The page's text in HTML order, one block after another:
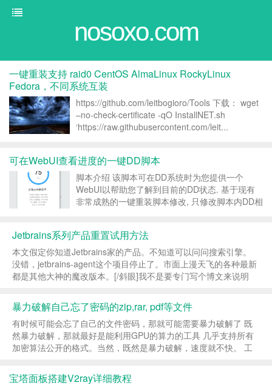
nosoxo.com
一键重装支持 raid0 CentOS AlmaLinux RockyLinux
Fedora，不同系统互装
https://github.com/leitbogioro/Tools 下载： wget
–no-check-certificate -qO InstallNET.sh
‘https://raw.githubusercontent.com/leit...
可在WebUI查看进度的一键DD脚本
脚本介绍 该脚本可在DD系统时为您提供一个
WebUI以帮助您了解到目前的DD状态. 基于现有
非常成熟的一键重装脚本修改, 只修改脚本内DD相
一样)...
Jetbrains系列产品重置试用方法
本文假定你知道Jetbrains家的产品。不知道可以问问搜索引擎。
没错，jetbrains-agent这个项目停止了。市面上漫天飞的各种最新
都是其他大神的魔改版本。[/斜眼]我不是要专门写个博文来说明
暴力破解自己忘了密码的zip,rar, pdf等文件
有时候可能会忘了自己的文件密码，那就可能需要暴力破解了 既
然暴力破解，那就最好是能利用GPU的算力的工具 几乎支持所有
加密算法公开的格式。当然，既然是暴力破解，速度就不快。 工
宝塔面板搭建V2ray详细教程